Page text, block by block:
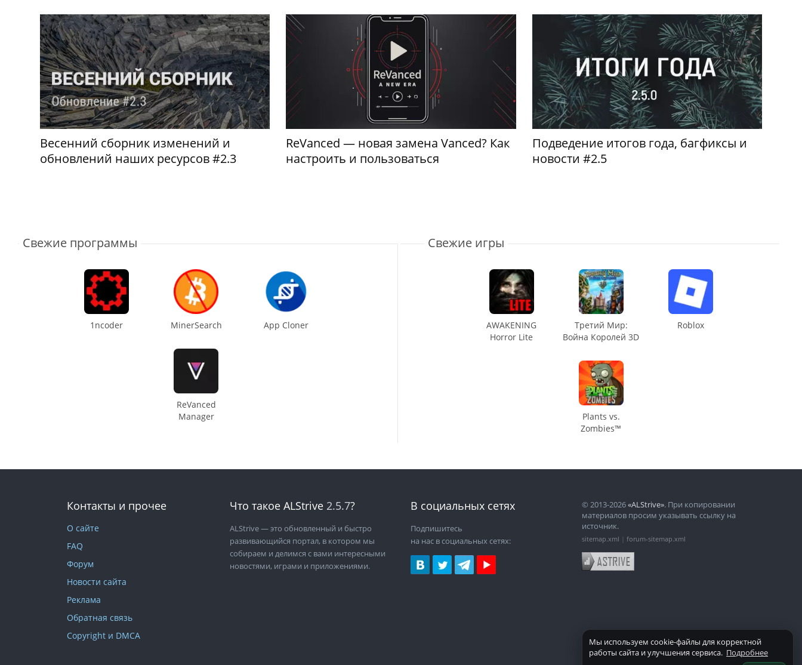
Весенний сборник изменений и
обновлений наших ресурсов #2.3
ReVanced — новая замена Vanced? Как
настроить и пользоваться
Подведение итогов года, багфиксы и
новости #2.5
Свежие программы
1ncoder MinerSearch App Cloner
ReVanced
Manager
Свежие игры
AWAKENING
Horror Lite
Третий Мир:
Война Королей 3D
Roblox
Plants vs.
Zombies™
Контакты и прочее
О сайте
FAQ
Форум
Новости сайта
Реклама
Обратная связь
Copyright и DMCA
Что такое ALStrive 2.5.7?
ALStrive— это обновленный и быстро
развивающийся портал, в котором мы
собираем и делимся с вами интересными
новостями, играми и приложениями.
В социальных сетях
Подпишитесь
на нас в социальных сетях:
© 2013-2026«ALStrive». При копировании
материалов просим указывать ссылку на
источник.
sitemap.xml forum-sitemap.xml
Мы используем cookie-файлы для корректной
работы сайта и улучшения сервиса. Подробнее